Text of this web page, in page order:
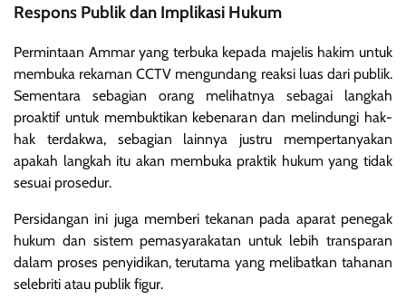
Respons Publik dan Implikasi Hukum
Permintaan Ammar yang terbuka kepada majelis hakim untuk
membuka rekaman CCTV mengundang reaksi luas dari publik.
Sementara sebagian orang melihatnya sebagai langkah
proaktif untuk membuktikan kebenaran dan melindungi hak-
hak terdakwa, sebagian lainnya justru mempertanyakan
apakah langkah itu akan membuka praktik hukum yang tidak
sesuai prosedur.
Persidangan ini juga memberi tekanan pada aparat penegak
hukum dan sistem pemasyarakatan untuk lebih transparan
dalam proses penyidikan, terutama yang melibatkan tahanan
selebriti atau publik figur.